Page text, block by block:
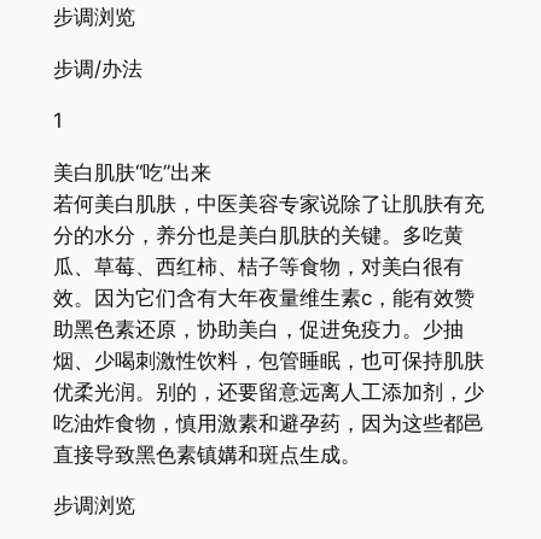
步调浏览
步调/办法
1
美白肌肤“吃”出来
若何美白肌肤，中医美容专家说除了让肌肤有充
分的水分，养分也是美白肌肤的关键。多吃黄
瓜、草莓、西红柿、桔子等食物，对美白很有
效。因为它们含有大年夜量维生素c，能有效赞
助黑色素还原，协助美白，促进免疫力。少抽
烟、少喝刺激性饮料，包管睡眠，也可保持肌肤
优柔光润。别的，还要留意远离人工添加剂，少
吃油炸食物，慎用激素和避孕药，因为这些都邑
直接导致黑色素镇媾和斑点生成。
步调浏览